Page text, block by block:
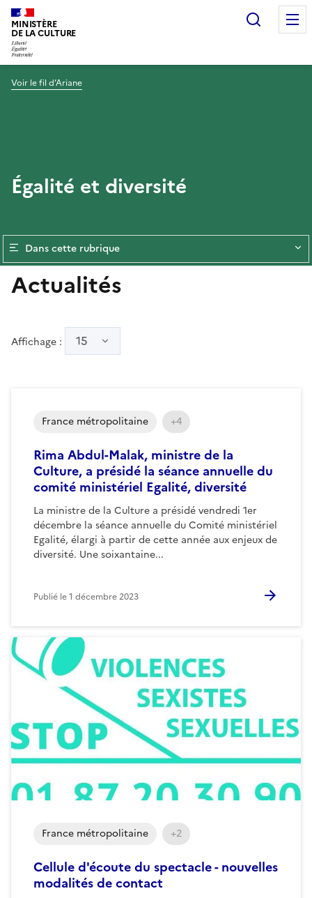
MINISTÈRE
DE LA CULTURE
Voir le fil d’Ariane
Égalité et diversité
Dans cette rubrique
Actualités
Affichage : 15
Rima Abdul-Malak, ministre de la
Culture, a présidé la séance annuelle du
comité ministériel Egalité, diversité
La ministre de la Culture a présidé vendredi 1er
décembre la séance annuelle du Comité ministériel
Egalité, élargi à partir de cette année aux enjeux de
diversité. Une soixantaine...
France métropolitaine +4
Publié le1 décembre 2023
Cellule d'écoute du spectacle - nouvelles
modalités de contact
France métropolitaine +2